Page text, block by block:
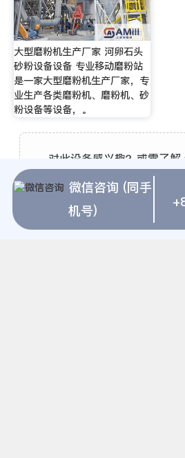
大型磨粉机生产厂家 河卵石头
砂粉设备设备 专业移动磨粉站
是一家大型磨粉机生产厂家，专
业生产各类磨粉机、磨粉机、砂
粉设备等设备，。
对此设备感兴趣？或需了解
点击下方电话直接咨询
微信咨询 (同手
机号)